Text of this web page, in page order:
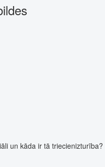
un kāda ir tā triecienizturība?